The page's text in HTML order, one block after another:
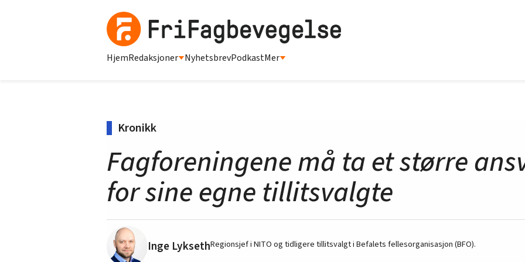
HjemRedaksjoner NyhetsbrevPodkastMer
Kronikk
Fagforeningene må ta et større
for sine egne tillitsvalgte
Inge LyksethRegionsjef i NITO og tidligere tillitsvalgt i Befalets fellesorganisasjon (BFO).